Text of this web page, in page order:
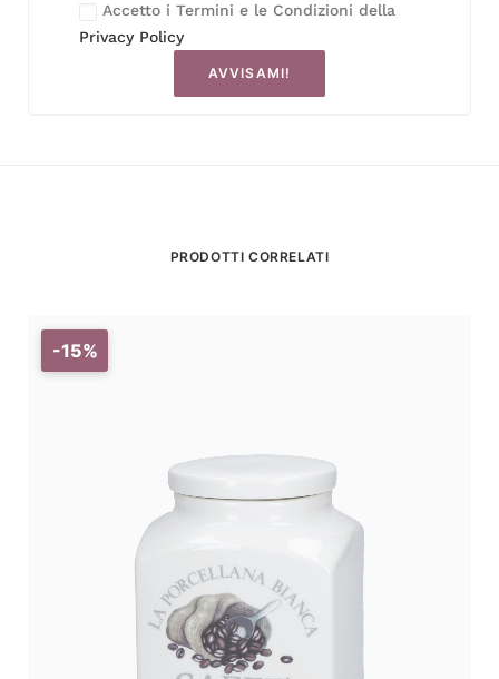
Accetto i Termini e le Condizioni della
Privacy Policy
AVVISAMI!
PRODOTTI CORRELATI
-15%